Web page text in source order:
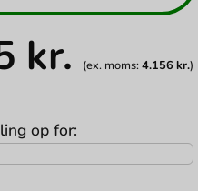
kr. (ex. moms:4.156 kr.)
op for: